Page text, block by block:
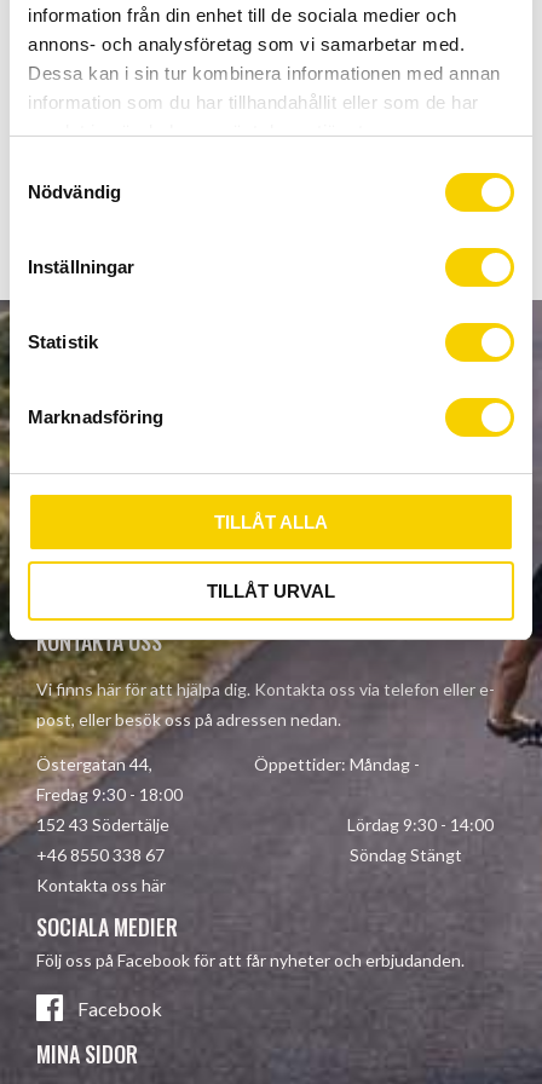
information från din enhet till de sociala medier och
annons- och analysföretag som vi samarbetar med.
Dessa kan i sin tur kombinera informationen med annan
information som du har tillhandahållit eller som de har
samlat in när du har använt deras tjänster.
c
k
s
v
a
l
Nödvändig
Inställningar
Statistik
Marknadsföring
TILLÅT ALLA
TILLÅT URVAL
Stock status
To order
Your personal information is processed in accordance with our
privacy policy
KONTAKTA OSS
Vi finns här för att hjälpa dig. Kontakta oss via telefon eller e-
post, eller besök oss på adressen nedan.
Östergatan 44, Öppettider: Måndag -
Fredag 9:30 - 18:00
152 43 Södertälje Lördag 9:30 - 14:00
+46 8550 338 67 Söndag Stängt
Kontakta oss här
SOCIALA MEDIER
Följ oss på Facebook för att får nyheter och erbjudanden.
Facebook
MINA SIDOR